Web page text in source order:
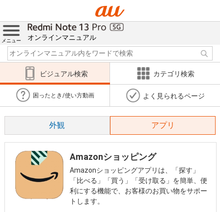
メニュー オンラインマニュアル
ビジュアル検索 カテゴリ検索
困ったとき/使い方動画 よく見られるページ
外観 アプリ
Amazonショッピング
Amazonショッピングアプリは、「探す」
「比べる」「買う」「受け取る」を簡単、便
利にする機能で、お客様のお買い物をサポー
トします。